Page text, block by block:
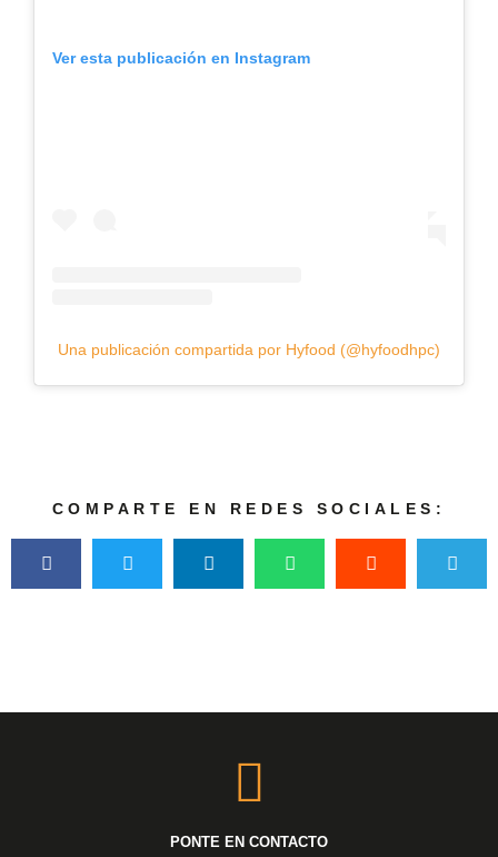
Ver esta publicación en Instagram
Una publicación compartida por Hyfood (@hyfoodhpc)
COMPARTE EN REDES SOCIALES:
PONTE EN CONTACTO